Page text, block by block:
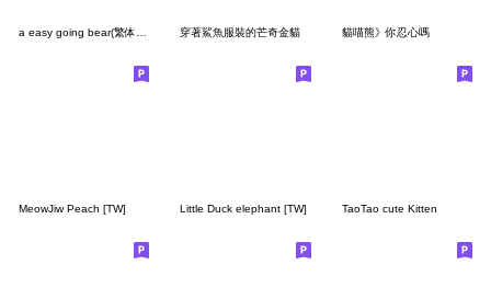
穿著鯊魚服裝的芒奇金貓 貓喵熊》你忍心嗎
MeowJiw Peach [TW] Little Duck elephant [TW] TaoTao cute Kitten